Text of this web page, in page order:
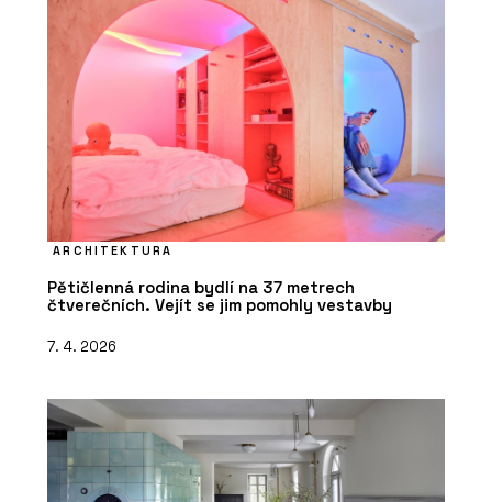
ARCHITEKTURA
Pětičlenná rodina bydlí na 37 metrech
čtverečních. Vejít se jim pomohly vestavby
7. 4. 2026